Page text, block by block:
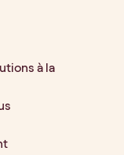
à la